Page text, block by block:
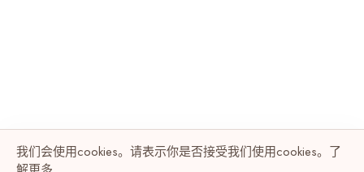
我们会使用cookies。请表示你是否接受我们使用cookies。了